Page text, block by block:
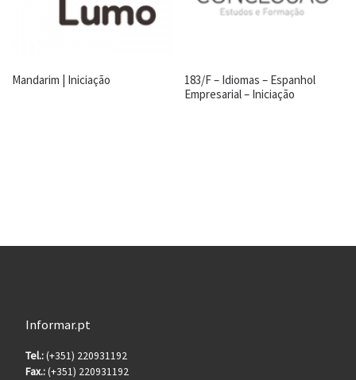
Mandarim | Iniciação
183/F – Idiomas – Espanhol
Empresarial – Iniciação
Informar.pt
Tel.:(+351) 220931192
Fax.:(+351) 220931192